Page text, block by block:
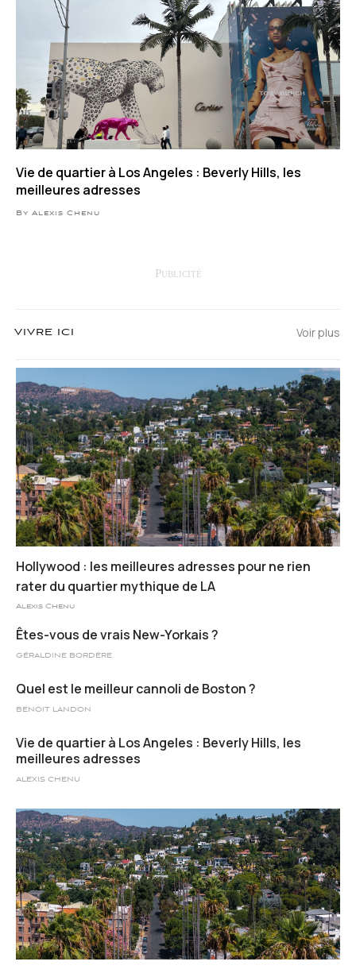
Vie de quartier à Los Angeles : Beverly Hills, les
meilleures adresses
By Alexis Chenu
VIVRE ICI Voir plus
Hollywood : les meilleures adresses pour ne rien
rater du quartier mythique de LA
Alexis Chenu
Êtes-vous de vrais New-Yorkais ?
GÉRALDINE BORDÈRE
Quel est le meilleur cannoli de Boston ?
BENOIT LANDON
Vie de quartier à Los Angeles : Beverly Hills, les
meilleures adresses
ALEXIS CHENU